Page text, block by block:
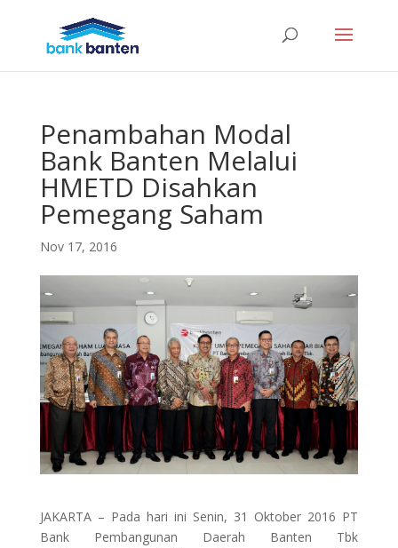
Penambahan Modal
Bank Banten Melalui
HMETD Disahkan
Pemegang Saham
Nov 17, 2016
JAKARTA – Pada hari ini Senin, 31 Oktober 2016 PT
Bank Pembangunan Daerah Banten Tbk